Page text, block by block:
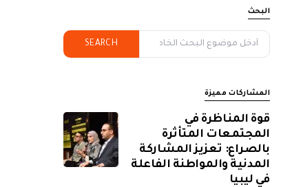
البحث
SEARCH
المشاركات مميزة
قوة المناظرة في
المجتمعات المتأثرة
بالصراع: تعزيز المشاركة
المدنية والمواطنة الفاعلة
في ليبيا